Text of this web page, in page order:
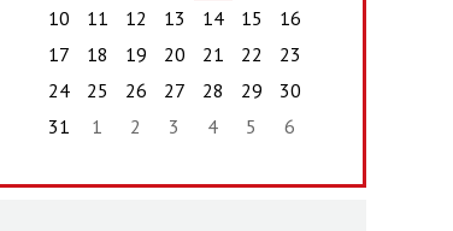
10
11 12 13 14 15
16
17
18 19 20 21 22
23
24
25 26 27 28 29
30
31
1 2 3 4 5 6